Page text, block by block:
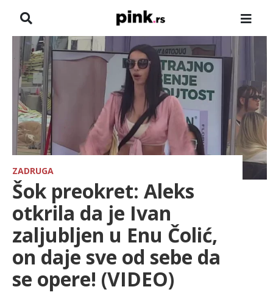
NASLOVNA
VESTI
ZADRUGA
SHOWBIZ
HRONIKA
FARMERI
SPORT
LIFESTYLE
ZADRUGA
Šok preokret: Aleks
otkrila da je Ivan
zaljubljen u Enu Čolić,
on daje sve od sebe da
se opere! (VIDEO)